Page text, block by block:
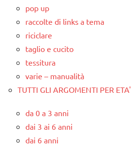
pop up
raccolte di links a tema
riciclare
taglio e cucito
tessitura
varie – manualità
TUTTI GLI ARGOMENTI PER ETA'
da 0 a 3 anni
dai 3 ai 6 anni
dai 6 anni